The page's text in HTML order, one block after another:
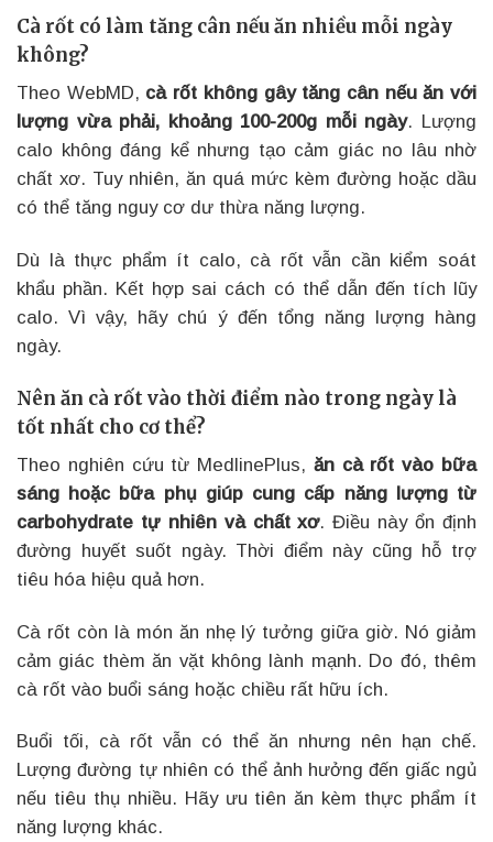
Cà rốt có làm tăng cân nếu ăn nhiều mỗi ngày
không?
Theo WebMD, cà rốt không gây tăng cân nếu ăn với
lượng vừa phải, khoảng 100-200g mỗi ngày. Lượng
calo không đáng kể nhưng tạo cảm giác no lâu nhờ
chất xơ. Tuy nhiên, ăn quá mức kèm đường hoặc dầu
có thể tăng nguy cơ dư thừa năng lượng.
Dù là thực phẩm ít calo, cà rốt vẫn cần kiểm soát
khẩu phần. Kết hợp sai cách có thể dẫn đến tích lũy
calo. Vì vậy, hãy chú ý đến tổng năng lượng hàng
ngày.
Nên ăn cà rốt vào thời điểm nào trong ngày là
tốt nhất cho cơ thể?
Theo nghiên cứu từ MedlinePlus, ăn cà rốt vào bữa
sáng hoặc bữa phụ giúp cung cấp năng lượng từ
carbohydrate tự nhiên và chất xơ. Điều này ổn định
đường huyết suốt ngày. Thời điểm này cũng hỗ trợ
tiêu hóa hiệu quả hơn.
Cà rốt còn là món ăn nhẹ lý tưởng giữa giờ. Nó giảm
cảm giác thèm ăn vặt không lành mạnh. Do đó, thêm
cà rốt vào buổi sáng hoặc chiều rất hữu ích.
Buổi tối, cà rốt vẫn có thể ăn nhưng nên hạn chế.
Lượng đường tự nhiên có thể ảnh hưởng đến giấc ngủ
nếu tiêu thụ nhiều. Hãy ưu tiên ăn kèm thực phẩm ít
năng lượng khác.